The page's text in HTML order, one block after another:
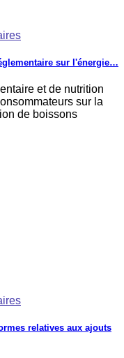
sur l'énergie…
et de nutrition
sur la
de boissons
relatives aux ajouts